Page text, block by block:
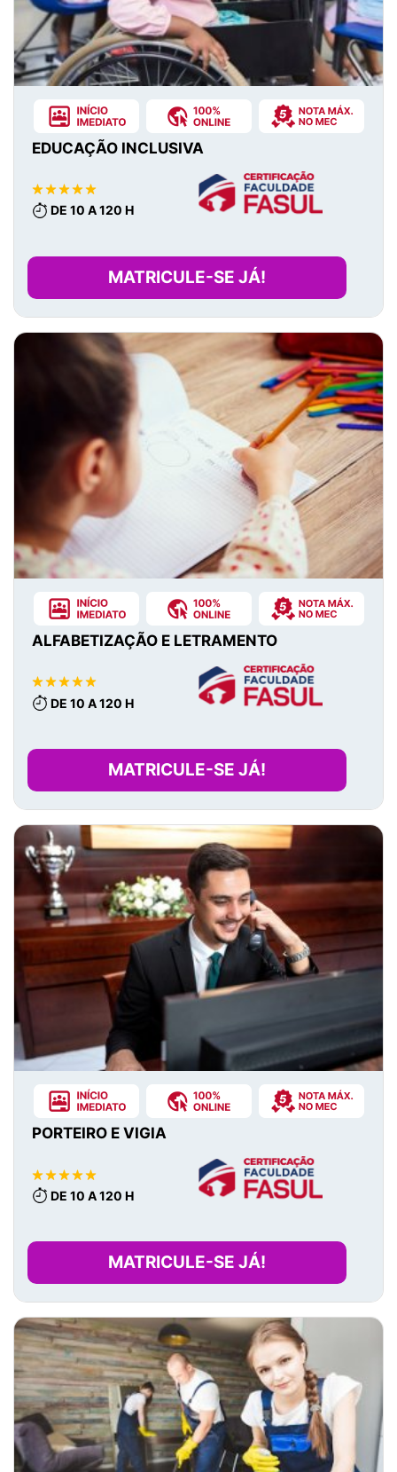
EDUCAÇÃO INCLUSIVA
DE 10 A 120 H
MATRICULE-SE JÁ!
ALFABETIZAÇÃO E LETRAMENTO
DE 10 A 120 H
MATRICULE-SE JÁ!
PORTEIRO E VIGIA
DE 10 A 120 H
MATRICULE-SE JÁ!